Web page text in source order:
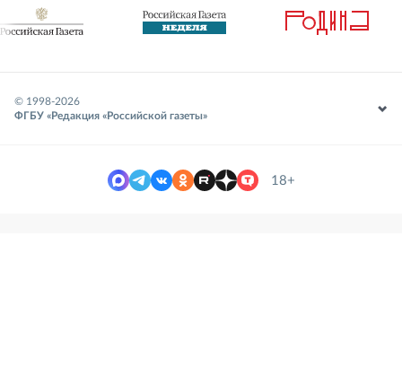
© 1998-2026
ФГБУ «Редакция «Российской газеты»
18+